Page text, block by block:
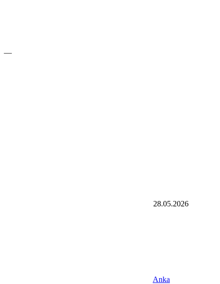
—
28.05.2026
Anka